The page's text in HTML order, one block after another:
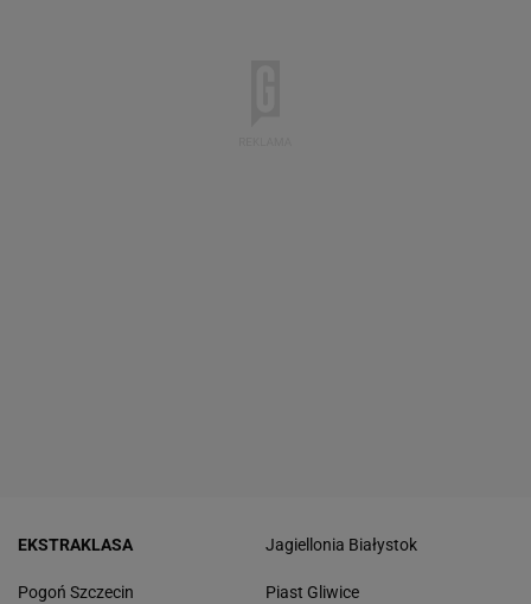
EKSTRAKLASA
Pogoń Szczecin
Jagiellonia Białystok
Piast Gliwice